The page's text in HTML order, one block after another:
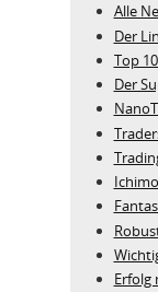
Alle
Der
Top
Der
Erfolg